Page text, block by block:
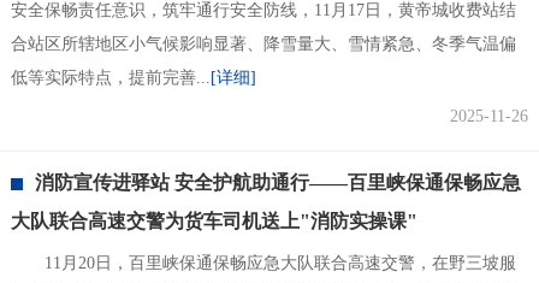
安全保畅责任意识，筑牢通行安全防线，11月17日，黄帝城收费站结
合站区所辖地区小气候影响显著、降雪量大、雪情紧急、冬季气温偏
低等实际特点，提前完善... [详细]
2025-11-26
消防宣传进驿站 安全护航助通行——百里峡保通保畅应急
大队联合高速交警为货车司机送上"消防实操课"
11月20日，百里峡保通保畅应急大队联合高速交警，在野三坡服